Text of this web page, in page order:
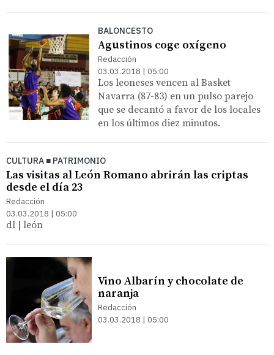
BALONCESTO
Agustinos coge oxígeno
Redacción
03.03.2018 | 05:00
Los leoneses vencen al Basket
Navarra (87-83) en un pulso parejo
que se decantó a favor de los locales
en los últimos diez minutos.
CULTURA ■ PATRIMONIO
Las visitas al León Romano abrirán las criptas
desde el día 23
Redacción
03.03.2018 | 05:00
dl | león
Vino Albarín y chocolate de
naranja
Redacción
03.03.2018 | 05:00